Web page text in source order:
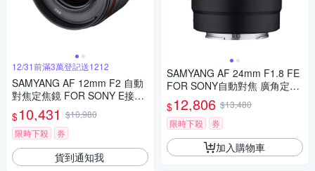
12/31前滿3萬登記送1212
SAMYANG AF 12mm F2 自動
對焦定焦鏡 FOR SONY E接環
(公司貨)
$10,431 $10,980
限時下殺
券
貨到通知我
SAMYANG AF 24mm F1.8 FE
FOR SONY自動對焦 廣角定焦
鏡頭 (公司貨)
$12,806 $13,480
限時下殺
券
加入購物車